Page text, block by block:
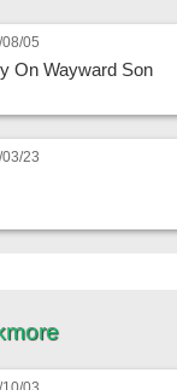
05
On Wayward Son
23